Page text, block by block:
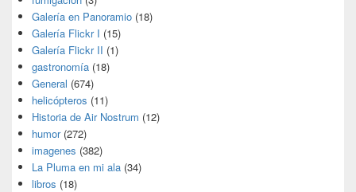
Galería en Panoramio (18)
Galería Flickr I (15)
Galería Flickr II (1)
gastronomía (18)
General (674)
helicópteros (11)
Historia de Air Nostrum (12)
humor(272)
imagenes (382)
La Pluma en mi ala (34)
libros (18)